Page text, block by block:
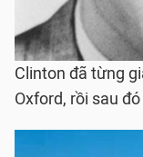
Clinton đã từng
Oxford, rồi sau